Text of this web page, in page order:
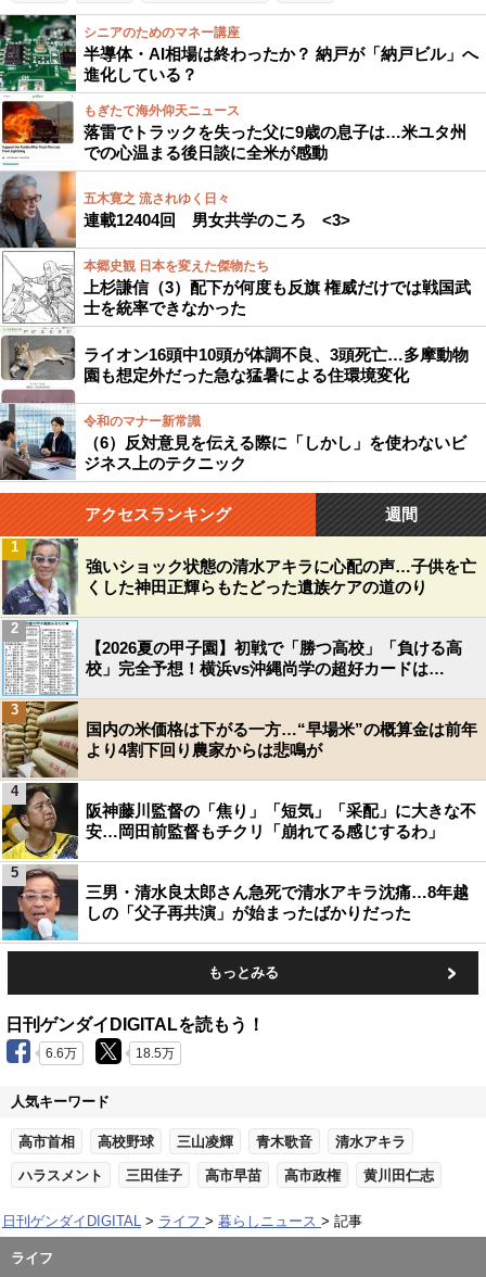
シニアのためのマネー講座
半導体・AI相場は終わったか？ 納戸が「納戸ビル」へ
進化している？
もぎたて海外仰天ニュース
落雷でトラックを失った父に9歳の息子は…米ユタ州
での心温まる後日談に全米が感動
五木寛之 流されゆく日々
連載12404回 男女共学のころ <3>
本郷史観 日本を変えた傑物たち
上杉謙信（3）配下が何度も反旗 権威だけでは戦国武
士を統率できなかった
ライオン16頭中10頭が体調不良、3頭死亡…多摩動物
園も想定外だった急な猛暑による住環境変化
令和のマナー新常識
（6）反対意見を伝える際に「しかし」を使わないビ
ジネス上のテクニック
アクセスランキング 週間
強いショック状態の清水アキラに心配の声…子供を亡
くした神田正輝らもたどった遺族ケアの道のり
1
【2026夏の甲子園】初戦で「勝つ高校」「負ける高
校」完全予想！横浜vs沖縄尚学の超好カードは…
2
国内の米価格は下がる一方…“早場米”の概算金は前年
より4割下回り農家からは悲鳴が
3
阪神藤川監督の「焦り」「短気」「采配」に大きな不
安…岡田前監督もチクリ「崩れてる感じするわ」
4
三男・清水良太郎さん急死で清水アキラ沈痛…8年越
しの「父子再共演」が始まったばかりだった
5
もっとみる
日刊ゲンダイDIGITALを読もう！
6.6万 18.5万
人気キーワード
高市首相 高校野球 三山凌輝 青木歌音 清水アキラ
ハラスメント 三田佳子 高市早苗 高市政権 黄川田仁志
日刊ゲンダイDIGITAL ライフ 暮らしニュース 記事
ライフ